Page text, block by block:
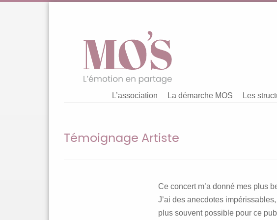
L’association La démarche MOS Les
Témoignage Artiste
Ce concert m’a donné mes plus
J’ai des anecdotes
plus souvent possible pour ce